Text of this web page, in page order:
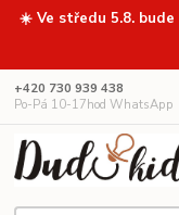
☀️ Ve středu 5.8. bude
+420 730 939 438
Po-Pá 10-17hod WhatsApp